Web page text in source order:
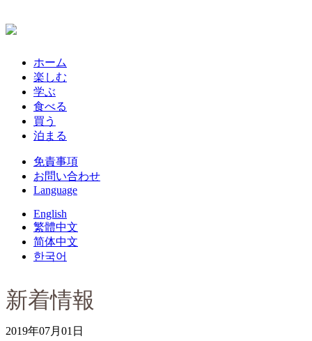
ホーム
楽しむ
学ぶ
食べる
買う
泊まる
免責事項
お問い合わせ
Language
English
繁體中文
简体中文
한국어
新着情報
2019年07月01日